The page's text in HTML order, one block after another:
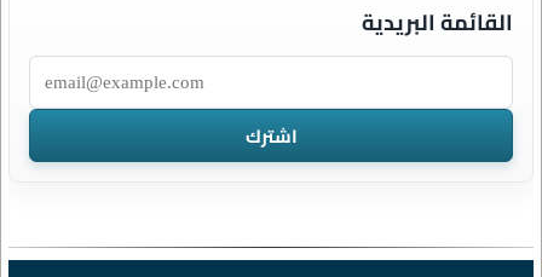
القائمة البريدية